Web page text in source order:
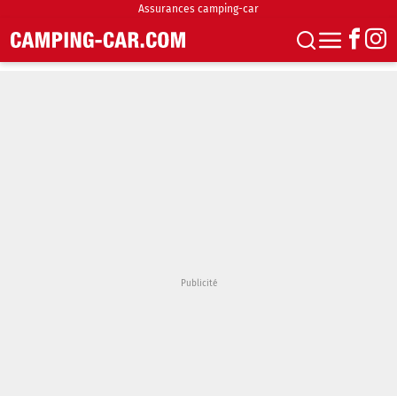
Assurances camping-car